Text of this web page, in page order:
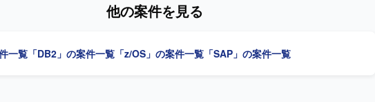
ら課題を見つけて解決へ導ける方を求めております。 AI技術や新しい開発手法に
ことができます。 Next.jsやLaravelを用いたモダンな技術スタックでの開発に携わ
他の案件を見る
一覧 「DB2」の案件一覧 「z/OS」の案件一覧 「SAP」の案件一覧